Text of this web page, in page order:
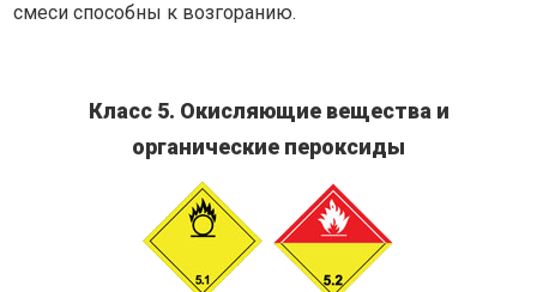
смеси способны к возгоранию.
Класс 5. Окисляющие вещества и
органические пероксиды